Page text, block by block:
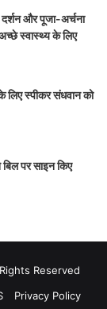
दर्शन और पूजा-अर्चना
स्वास्थ्य के लिए
स्पीकर संधवान को
पर साइन किए
Reserved
Privacy Policy